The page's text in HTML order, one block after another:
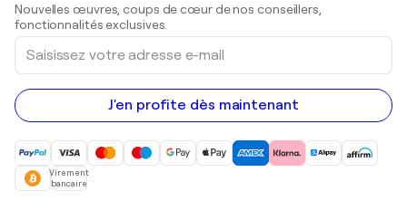
Peintures acryliques
Nouvelles œuvres, coups de cœur de nos conseillers,
fonctionnalités exclusives.
Saisissez
votre
adresse
e-
mail
J'en profite dès maintenant
Virement
bancaire